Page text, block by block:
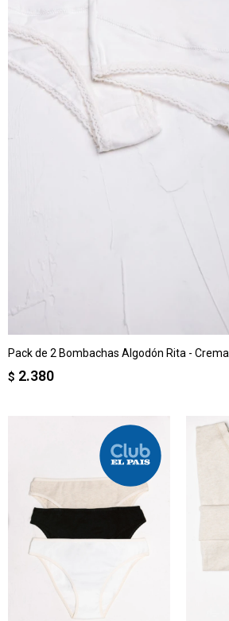
Pack de 2 Bombachas Algodón Rita - Crema
$ 2.380